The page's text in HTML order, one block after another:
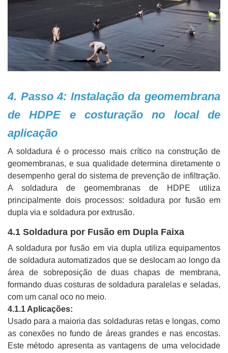
4. Passo 4: Instalação da geomembrana
de HDPE e costuração no local de
aplicação
A soldadura é o processo mais crítico na construção de
geomembranas, e sua qualidade determina diretamente o
desempenho geral do sistema de prevenção de infiltração.
A soldadura de geomembranas de HDPE utiliza
principalmente dois processos: soldadura por fusão em
dupla via e soldadura por extrusão.
4.1 Soldadura por Fusão em Dupla Faixa
A soldadura por fusão em via dupla utiliza equipamentos
de soldadura automatizados que se deslocam ao longo da
área de sobreposição de duas chapas de membrana,
formando duas costuras de soldadura paralelas e seladas,
com um canal oco no meio.
4.1.1 Aplicações:
Usado para a maioria das soldaduras retas e longas, como
as conexões no fundo de áreas grandes e nas encostas.
Este método apresenta as vantagens de uma velocidade